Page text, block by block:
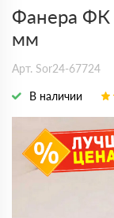
Фанера ФК
мм
Арт. Sor24-67724
В наличии